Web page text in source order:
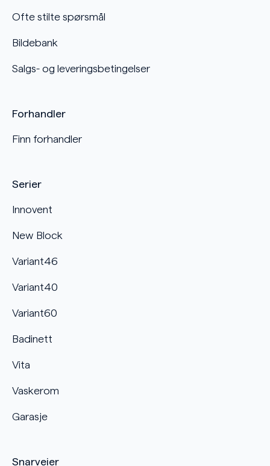
Serier
Innovent
New Block
Variant46
Variant40
Variant60
Badinett
Vita
Vaskerom
Garasje
Ofte stilte spørsmål
Bildebank
Salgs- og leveringsbetingelser
Forhandler
Finn forhandler
Snarveier